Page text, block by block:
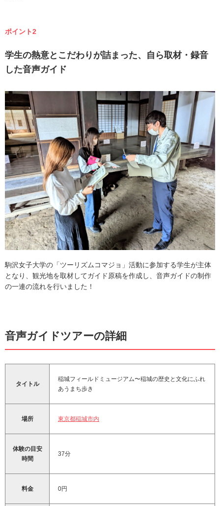
ポイント2
学生の熱意とこだわりが詰まった、自ら取材・録音
した音声ガイド
駒沢女子大学の「ツーリズムコマジョ」活動に参加する学生が主体
となり、観光地を取材してガイド原稿を作成し、音声ガイドの制作
の一連の流れを行いました！
音声ガイドツアーの詳細
タイトル
稲城フィールドミュージアム〜稲城の歴史と文化にふれ
あうまち歩き
場所 東京都稲城市内
体験の目安
時間
37分
料金 0円